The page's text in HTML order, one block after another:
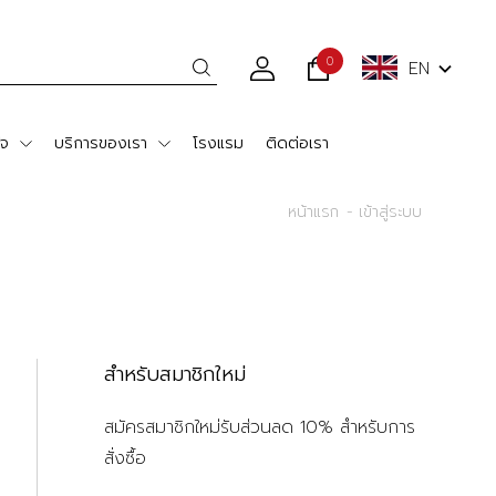
0 EN
บริการของเรา โรงแรม ติดต่อเรา
หน้าแรก เข้าสู่ระบบ
สำหรับสมาชิกใหม่
สมัครสมาชิกใหม่รับส่วนลด 10% สำหรับการ
สั่งซื้อ